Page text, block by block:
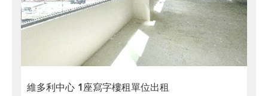
維多利中心 1座寫字樓租單位出租